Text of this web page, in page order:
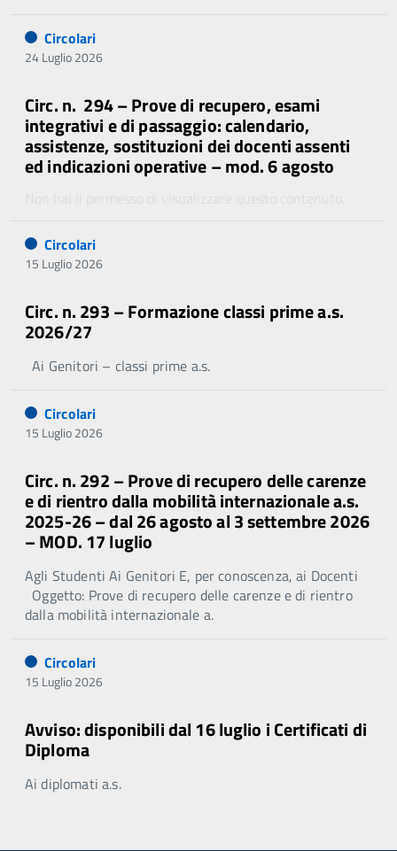
Circolari
24 Luglio 2026
Circ. n. 294 – Prove di recupero, esami
integrativi e di passaggio: calendario,
assistenze, sostituzioni dei docenti assenti
ed indicazioni operative – mod. 6 agosto
Circolari
15 Luglio 2026
Circ. n. 293 – Formazione classi prime a.s.
2026/27
Ai Genitori – classi prime a.s.
Circolari
15 Luglio 2026
Circ. n. 292 – Prove di recupero delle carenze
e di rientro dalla mobilità internazionale a.s.
2025-26 – dal 26 agosto al 3 settembre 2026
– MOD. 17 luglio
Agli Studenti Ai Genitori E, per conoscenza, ai Docenti
Oggetto: Prove di recupero delle carenze e di rientro
dalla mobilità internazionale a.
Circolari
15 Luglio 2026
Avviso: disponibili dal 16 luglio i Certificati di
Diploma
Ai diplomati a.s.